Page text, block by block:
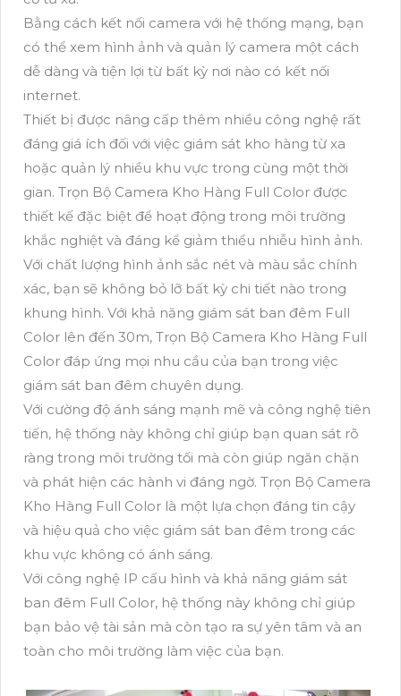
Bằng cách kết nối camera với hệ thống mạng, bạn
có thể xem hình ảnh và quản lý camera một cách
dễ dàng và tiện lợi từ bất kỳ nơi nào có kết nối
internet.
Thiết bị được nâng cấp thêm nhiều công nghệ rất
đáng giá ích đối với việc giám sát kho hàng từ xa
hoặc quản lý nhiều khu vực trong cùng một thời
gian. Trọn Bộ Camera Kho Hàng Full Color được
thiết kế đặc biệt để hoạt động trong môi trường
khắc nghiệt và đáng kể giảm thiểu nhiễu hình ảnh.
Với chất lượng hình ảnh sắc nét và màu sắc chính
xác, bạn sẽ không bỏ lỡ bất kỳ chi tiết nào trong
khung hình. Với khả năng giám sát ban đêm Full
Color lên đến 30m, Trọn Bộ Camera Kho Hàng Full
Color đáp ứng mọi nhu cầu của bạn trong việc
giám sát ban đêm chuyên dụng.
Với cường độ ánh sáng mạnh mẽ và công nghệ tiên
tiến, hệ thống này không chỉ giúp bạn quan sát rõ
ràng trong môi trường tối mà còn giúp ngăn chặn
và phát hiện các hành vi đáng ngờ. Trọn Bộ Camera
Kho Hàng Full Color là một lựa chọn đáng tin cậy
và hiệu quả cho việc giám sát ban đêm trong các
khu vực không có ánh sáng.
Với công nghệ IP cấu hình và khả năng giám sát
ban đêm Full Color, hệ thống này không chỉ giúp
bạn bảo vệ tài sản mà còn tạo ra sự yên tâm và an
toàn cho môi trường làm việc của bạn.